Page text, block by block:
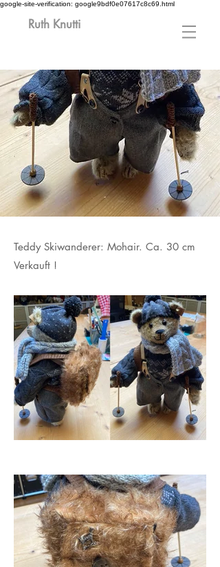
google-site-verification: google9bdf0e07617c8c69.html
Ruth Knutti
Teddy Skiwanderer: Mohair. Ca. 30 cm
Verkauft !